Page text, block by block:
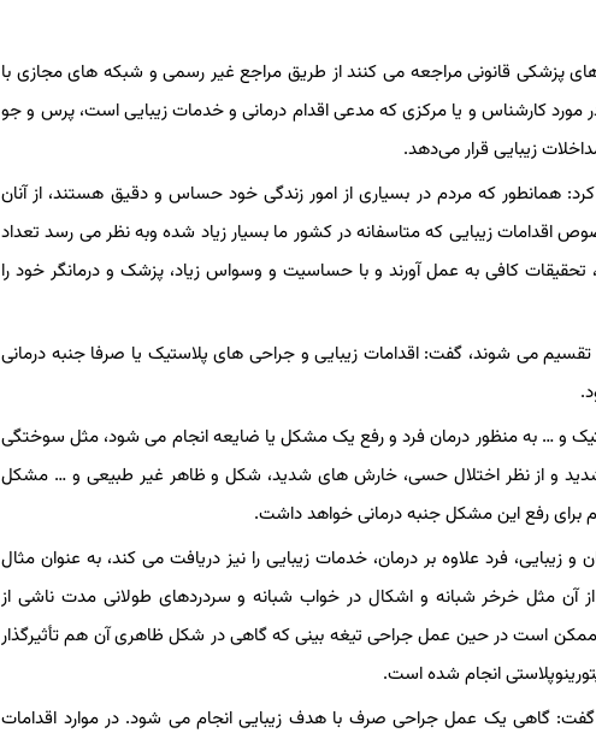
های پزشکی قانونی مراجعه می کنند از طریق مراجع غیر رسمی و شبکه های مجازی با
در مورد کارشناس و یا مرکزی که مدعی اقدام درمانی و خدمات زیبایی است، پرس و جو
زیبایی قرار می‌دهد.
همانطور که مردم در بسیاری از امور زندگی خود حساس و دقیق هستند، از آنان
زیبایی که متاسفانه در کشور ما بسیار زیاد شده وبه نظر می رسد تعداد
تحقیقات کافی به عمل آورند و با حساسیت و وسواس زیاد، پزشک و درمانگر خود را
می شوند، گفت: اقدامات زیبایی و جراحی های پلاستیک یا صرفا جنبه درمانی
و … به منظور درمان فرد و رفع یک مشکل یا ضایعه انجام می شود، مثل سوختگی
شدید و از نظر اختلال حسی، خارش های شدید، شکل و ظاهر غیر طبیعی و … مشکل
برای رفع این مشکل جنبه درمانی خواهد داشت.
فرد علاوه بر درمان، خدمات زیبایی را نیز دریافت می کند، به عنوان مثال
آن مثل خرخر شبانه و اشکال در خواب شبانه و سردردهای طولانی مدت ناشی از
است در حین عمل جراحی تیغه بینی که گاهی در شکل ظاهری آن هم تأثیرگذار
انجام شده است.
گاهی یک عمل جراحی صرف با هدف زیبایی انجام می شود. در موارد اقدامات